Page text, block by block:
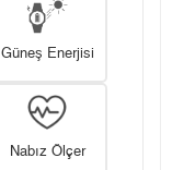
Güneş Enerjisi
Nabız Ölçer